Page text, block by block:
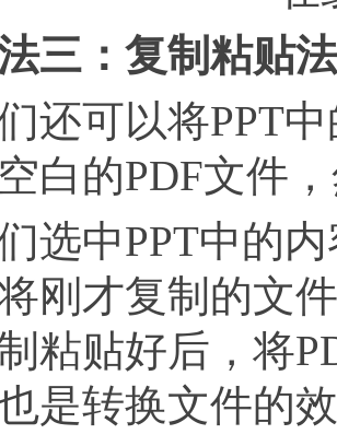
三：复制粘贴法
可以将PPT中
白的PDF文件
中PPT中的内
刚才复制的文
粘贴好后，将
是转换文件的